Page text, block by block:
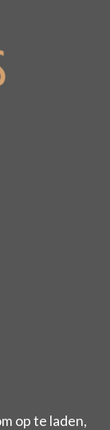
op te laden,